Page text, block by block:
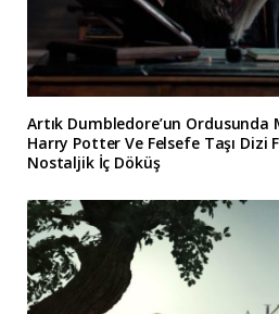
Artık Dumbledore’un Ordusunda
Harry Potter Ve Felsefe Taşı Dizi
Nostaljik İç Döküş